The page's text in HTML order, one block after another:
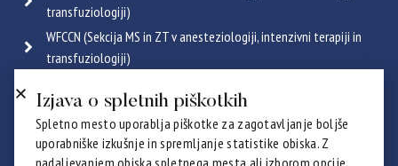
transfuziologiji)
WFCCN (Sekcija MS in ZT v anesteziologiji, intenzivni terapiji in
transfuziologiji)
ICRN (Sekcija MS in ZT v pulmologiji)
Poglej vse
Certifikati
Izjava o spletnih piškotkih
Spletno mesto uporablja piškotke za zagotavljanje boljše
uporabniške izkušnje in spremljanje statistike obiska. Z
nadaljevanjem obiska spletnega mesta ali izborom opcije